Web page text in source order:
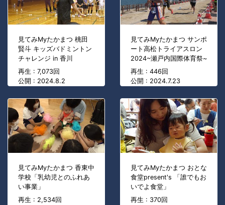
見てみMyたかまつ 桃田
賢斗 キッズバドミントン
チャレンジ in 香川
再生 : 7,073回
公開 : 2024.8.2
見てみMyたかまつ サンポ
ート高松トライアスロン
2024~瀬戸内国際体育祭~
再生 : 446回
公開 : 2024.7.23
見てみMyたかまつ 香東中
学校「乳幼児とのふれあ
い事業」
再生 : 2,534回
見てみMyたかまつ おとな
食堂present's 「誰でもお
いでよ食堂」
再生 : 370回